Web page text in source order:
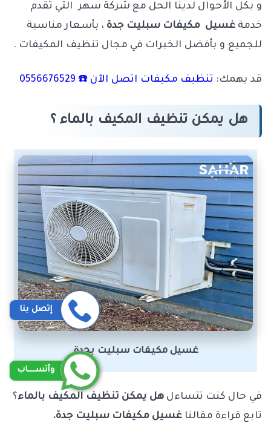
و بكل الأحوال لدينا الحل مع شركة سهر التي تقدم
خدمة غسيل مكيفات سبليت جدة ، بأسعار مناسبة
للجميع و بأفضل الخبرات في مجال تنظيف المكيفات .
قد يهمك: تنظيف مكيفات اتصل الآن ☎️ 0556676529
هل يمكن تنظيف المكيف بالماء ؟
غسيل مكيفات سبليت بجدة
في حال كنت تتساءل هل يمكن تنظيف المكيف بالماء؟
تابع قراءة مقالنا غسيل مكيفات سبليت جدة.
إتصل بنا
وآتســــاب